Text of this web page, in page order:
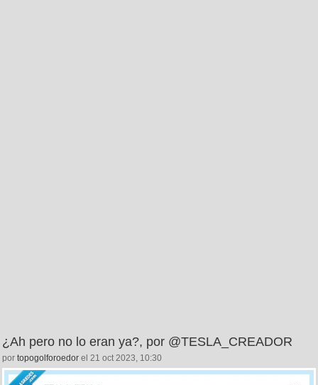
¿Ah pero no lo eran ya?, por @TESLA_CREADOR
por topogolforoedor el 21 oct 2023, 10:30